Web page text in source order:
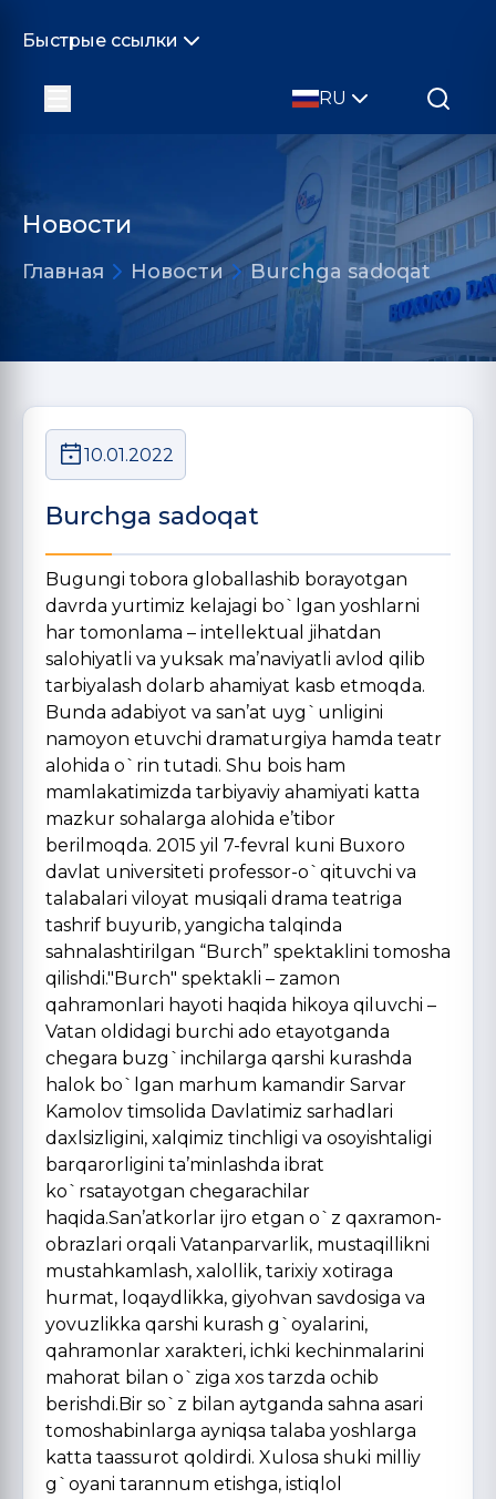
Быстрые ссылки
RU
Новости
Главная Новости Burchga sadoqat
10.01.2022
Burchga sadoqat
Bugungi tobora globallashib borayotgan
davrda yurtimiz kelajagi bo`lgan yoshlarni
har tomonlama – intellektual jihatdan
salohiyatli va yuksak ma’naviyatli avlod qilib
tarbiyalash dolarb ahamiyat kasb etmoqda.
Bunda adabiyot va san’at uyg`unligini
namoyon etuvchi dramaturgiya hamda teatr
alohida o`rin tutadi. Shu bois ham
mamlakatimizda tarbiyaviy ahamiyati katta
mazkur sohalarga alohida e’tibor
berilmoqda. 2015 yil 7-fevral kuni Buxoro
davlat universiteti professor-o`qituvchi va
talabalari viloyat musiqali drama teatriga
tashrif buyurib, yangicha talqinda
sahnalashtirilgan “Burch” spektaklini tomosha
qilishdi."Burch" spektakli – zamon
qahramonlari hayoti haqida hikoya qiluvchi –
Vatan oldidagi burchi ado etayotganda
chegara buzg`inchilarga qarshi kurashda
halok bo`lgan marhum kamandir Sarvar
Kamolov timsolida Davlatimiz sarhadlari
daxlsizligini, xalqimiz tinchligi va osoyishtaligi
barqarorligini ta’minlashda ibrat
ko`rsatayotgan chegarachilar
haqida.San’atkorlar ijro etgan o`z qaxramon-
obrazlari orqali Vatanparvarlik, mustaqillikni
mustahkamlash, xalollik, tarixiy xotiraga
hurmat, loqaydlikka, giyohvan savdosiga va
yovuzlikka qarshi kurash g`oyalarini,
qahramonlar xarakteri, ichki kechinmalarini
mahorat bilan o`ziga xos tarzda ochib
berishdi.Bir so`z bilan aytganda sahna asari
tomoshabinlarga ayniqsa talaba yoshlarga
katta taassurot qoldirdi. Xulosa shuki milliy
g`oyani tarannum etishga, istiqlol